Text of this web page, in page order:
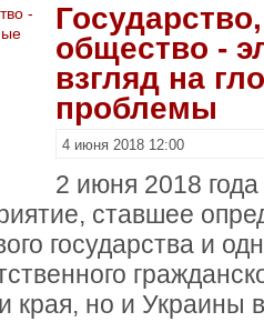
общество -
взгляд на
проблемы
4 июня 2018 12:00
2 июня 2018
ставшее
государства и
края, но и Украины